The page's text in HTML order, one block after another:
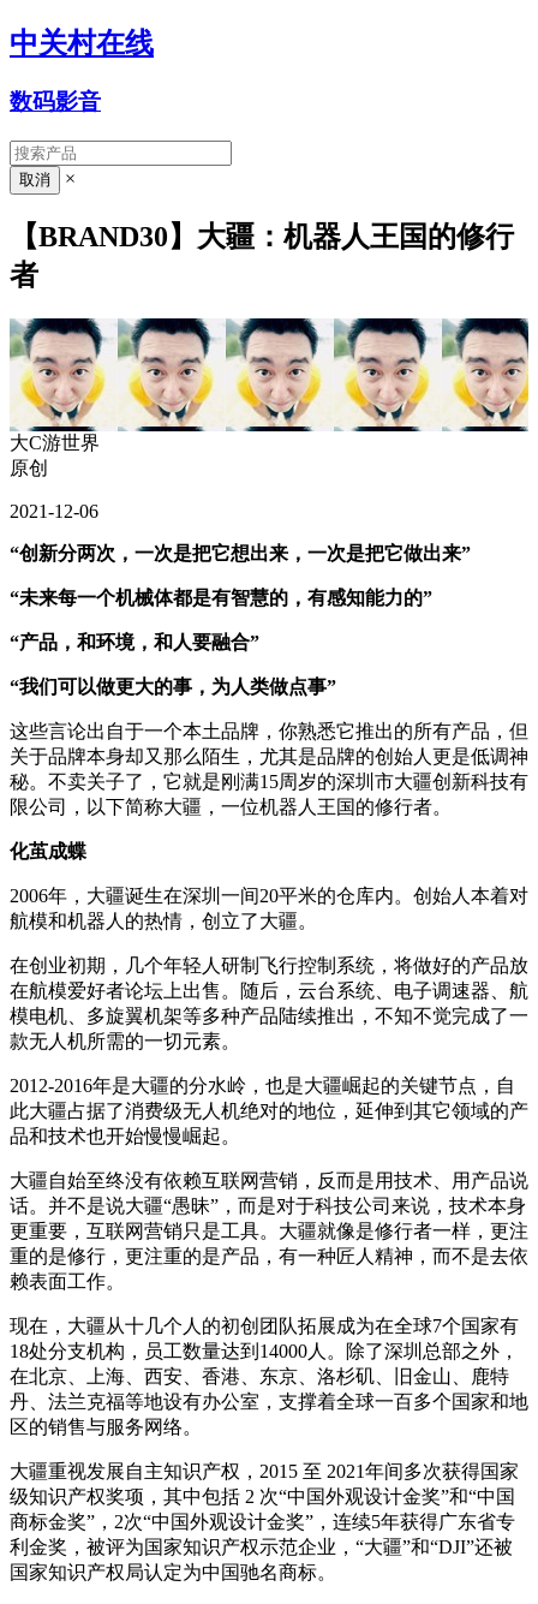
中关村在线
数码影音
×
【BRAND30】大疆：机器人王国的修行
者
大C游世界
原创
2021-12-06
“创新分两次，一次是把它想出来，一次是把它做出来”
“未来每一个机械体都是有智慧的，有感知能力的”
“产品，和环境，和人要融合”
“我们可以做更大的事，为人类做点事”
这些言论出自于一个本土品牌，你熟悉它推出的所有产品，但
关于品牌本身却又那么陌生，尤其是品牌的创始人更是低调神
秘。不卖关子了，它就是刚满15周岁的深圳市大疆创新科技有
限公司，以下简称大疆，一位机器人王国的修行者。
化茧成蝶
2006年，大疆诞生在深圳一间20平米的仓库内。创始人本着对
航模和机器人的热情，创立了大疆。
在创业初期，几个年轻人研制飞行控制系统，将做好的产品放
在航模爱好者论坛上出售。随后，云台系统、电子调速器、航
模电机、多旋翼机架等多种产品陆续推出，不知不觉完成了一
款无人机所需的一切元素。
2012-2016年是大疆的分水岭，也是大疆崛起的关键节点，自
此大疆占据了消费级无人机绝对的地位，延伸到其它领域的产
品和技术也开始慢慢崛起。
大疆自始至终没有依赖互联网营销，反而是用技术、用产品说
话。并不是说大疆“愚昧”，而是对于科技公司来说，技术本身
更重要，互联网营销只是工具。大疆就像是修行者一样，更注
重的是修行，更注重的是产品，有一种匠人精神，而不是去依
赖表面工作。
现在，大疆从十几个人的初创团队拓展成为在全球7个国家有
18处分支机构，员工数量达到14000人。除了深圳总部之外，
在北京、上海、西安、香港、东京、洛杉矶、旧金山、鹿特
丹、法兰克福等地设有办公室，支撑着全球一百多个国家和地
区的销售与服务网络。
大疆重视发展自主知识产权，2015 至 2021年间多次获得国家
级知识产权奖项，其中包括 2 次“中国外观设计金奖”和“中国
商标金奖”，2次“中国外观设计金奖”，连续5年获得广东省专
利金奖，被评为国家知识产权示范企业，“大疆”和“DJI”还被
国家知识产权局认定为中国驰名商标。